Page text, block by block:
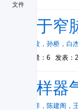
文件
基于
胡红波 ， 孙桥 ， 白
被引量：6
发表：
采样
吴付祥 ， 陈建阁 ，